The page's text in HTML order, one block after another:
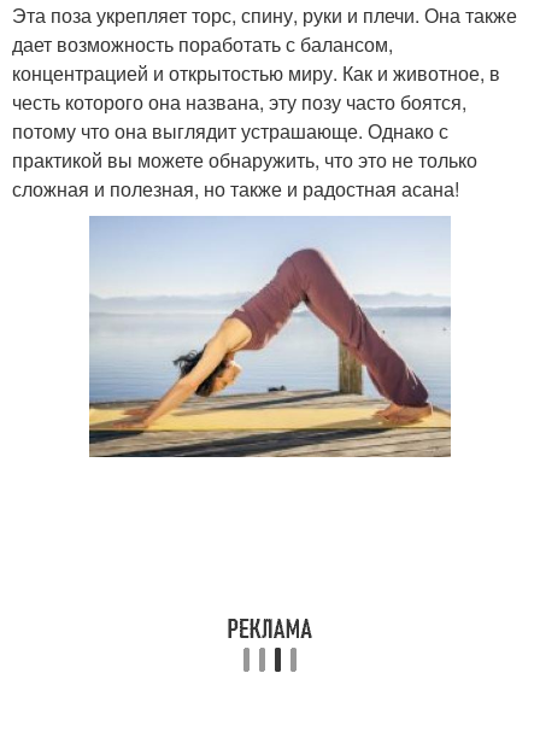
Эта поза укрепляет торс, спину, руки и плечи. Она также
дает возможность поработать с балансом,
концентрацией и открытостью миру. Как и животное, в
честь которого она названа, эту позу часто боятся,
потому что она выглядит устрашающе. Однако с
практикой вы можете обнаружить, что это не только
сложная и полезная, но также и радостная асана!